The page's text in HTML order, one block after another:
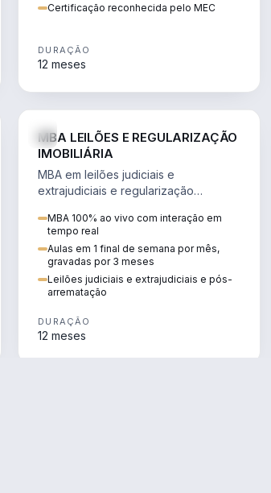
Certificação reconhecida pelo MEC
DURAÇÃO
12 meses
MBA LEILÕES E REGULARIZAÇÃO
IMOBILIÁRIA
MBA em leilões judiciais e
extrajudiciais e regularização
alienação fiduciária e pós-
arrematação.
MBA 100% ao vivo com interação em
tempo real
Aulas em 1 final de semana por mês,
gravadas por 3 meses
Leilões judiciais e extrajudiciais e pós-
arrematação
DURAÇÃO
12 meses